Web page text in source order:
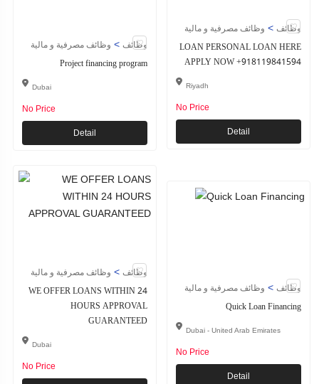
وظائف > وظائف مصرفية و مالية
Project financing program
Dubai
No Price
Detail
وظائف > وظائف مصرفية و مالية
LOAN PERSONAL LOAN HERE
APPLY NOW +918119841594
Riyadh
No Price
Detail
وظائف > وظائف مصرفية و مالية
WE OFFER LOANS WITHIN 24
HOURS APPROVAL
GUARANTEED
Dubai
No Price
وظائف > وظائف مصرفية و مالية
Quick Loan Financing
Dubai - United Arab Emirates
No Price
Detail